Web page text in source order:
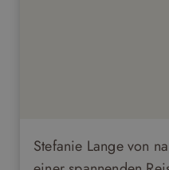
Stefanie Lange von